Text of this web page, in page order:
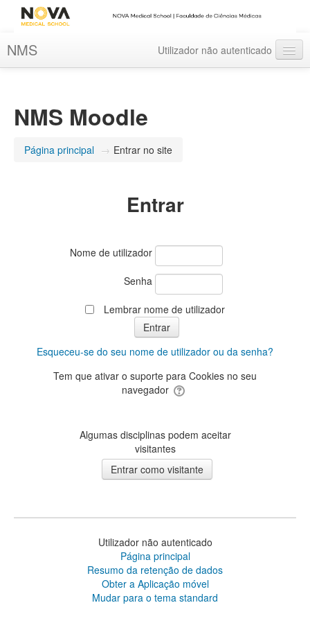
NMS
Utilizador não autenticado
NMS Moodle
Página principal → Entrar no site
Entrar
Nome de utilizador
Senha
Lembrar nome de utilizador
Esqueceu-se do seu nome de utilizador ou da senha?
Tem que ativar o suporte para Cookies no seu
navegador
Algumas disciplinas podem aceitar
visitantes
Utilizador não autenticado
Página principal
Resumo da retenção de dados
Obter a Aplicação móvel
Mudar para o tema standard